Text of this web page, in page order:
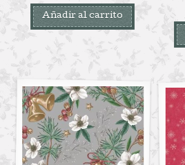
Añadir al carrito